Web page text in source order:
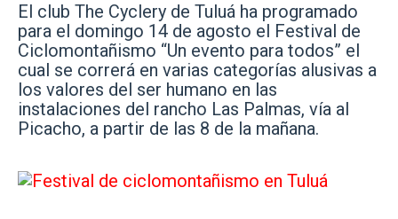
El club The Cyclery de Tuluá ha programado
para el domingo 14 de agosto el Festival de
Ciclomontañismo “Un evento para todos” el
cual se correrá en varias categorías alusivas a
los valores del ser humano en las
instalaciones del rancho Las Palmas, vía al
Picacho, a partir de las 8 de la mañana.